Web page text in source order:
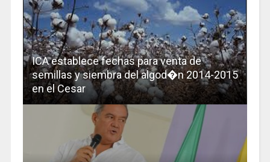
ICA establece fechas para venta de
semillas y siembra del algod�n 2014-2015
en el Cesar